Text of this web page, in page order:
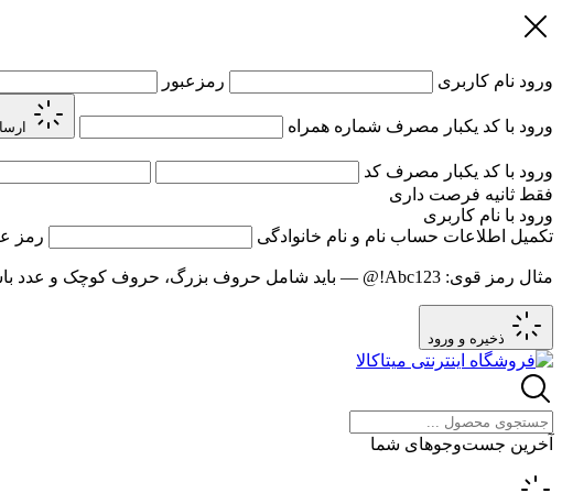
ورود نام کاربری رمزعبور
ورود با کد یکبار مصرف شماره همراه
ورود با کد یکبار مصرف کد
فقط ثانیه فرصت داری
ورود با نام کاربری
تکمیل اطلاعات حساب نام و نام خانوادگی رمز
مثال رمز قوی: Abc123!@ — باید شامل حروف بزرگ، حروف کوچک و عدد باشد و حداقل ۸
ذخیره و ورود
آخرین جست‌وجوهای شما